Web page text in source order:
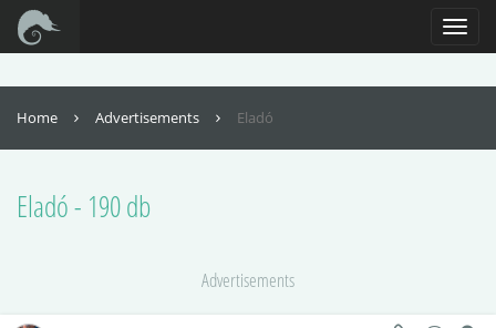
For full functionality of this site it is necessary to enable JavaScript. Here are
theinstructions how to enable JavaScript in your web browser
Toggle
Home Advertisements Eladó
Eladó - 190 db
Advertisements